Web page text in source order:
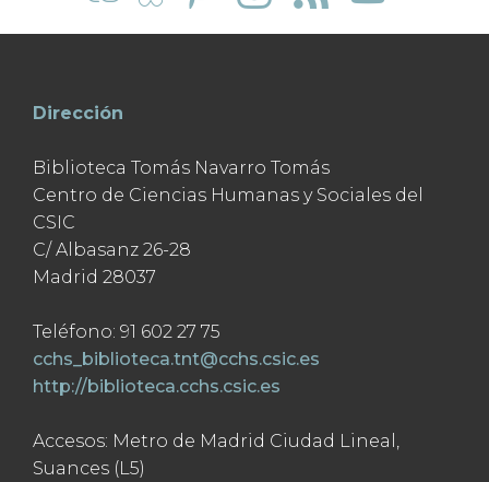
Dirección
Biblioteca Tomás Navarro Tomás
Centro de Ciencias Humanas y Sociales del
CSIC
C/ Albasanz 26-28
Madrid 28037
Teléfono: 91 602 27 75
cchs_biblioteca.tnt@cchs.csic.es
http://biblioteca.cchs.csic.es
Accesos: Metro de Madrid Ciudad Lineal,
Suances (L5)